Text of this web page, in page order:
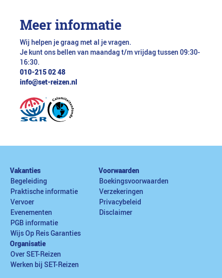
Meer informatie
Wij helpen je graag met al je vragen.
Je kunt ons bellen van maandag t/m vrijdag tussen 09:30-
16:30.
010-215 02 48
info@set-reizen.nl
Vakanties
Begeleiding
Praktische informatie
Vervoer
Evenementen
PGB informatie
Wijs Op Reis Garanties
Voorwaarden
Boekingsvoorwaarden
Verzekeringen
Privacybeleid
Disclaimer
Organisatie
Over SET-Reizen
Werken bij SET-Reizen